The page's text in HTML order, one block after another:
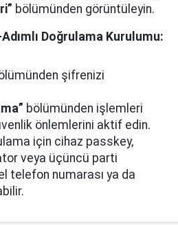
bölümünden görüntüleyin.
Doğrulama Kurulumu:
şifrenizi
bölümünden işlemleri
önlemlerini aktif edin.
için cihaz passkey,
veya üçüncü parti
telefon numarası ya da